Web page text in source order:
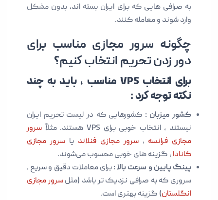
به صرافی هایی که برای ایران بسته اند، بدون مشکل
وارد شوند و معامله کنند.
چگونه سرور مجازی مناسب برای
دور زدن تحریم انتخاب کنیم؟
برای انتخاب VPS مناسب ، باید به چند
نکته توجه کرد :
کشور میزبان : کشورهایی که در لیست تحریم ایران
نیستند ، انتخاب خوبی برای VPS هستند. مثلاً
سرور
مجازی فرانسه ،سرور مجازی فنلاند یاسرور مجازی
کانادا ، گزینه های خوبی محسوب می‌شوند.
پینگ پایین و سرعت بالا :برای معاملات دقیق و سریع ،
سروری که به صرافی نزدیک تر باشد (مثلسرور مجازی
انگلستان) گزینه بهتری است.